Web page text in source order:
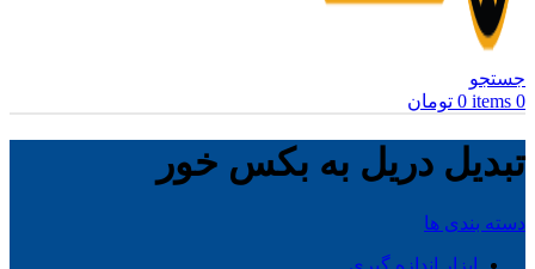
جستجو
0
items
0 تومان
تبدیل دریل به بکس خور
دسته بندی ها
ابزار اندازه گیری